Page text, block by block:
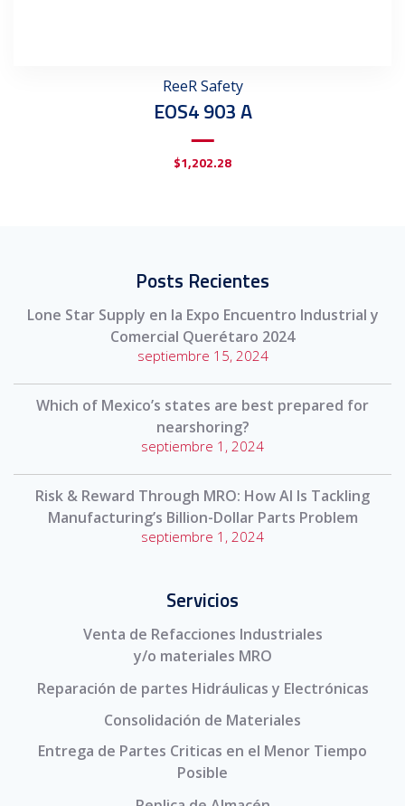
ReeR Safety
EOS4 903 A
$1,202.28
Posts Recientes
Lone Star Supply en la Expo Encuentro Industrial y
Comercial Querétaro 2024
septiembre 15, 2024
Which of Mexico’s states are best prepared for
nearshoring?
septiembre 1, 2024
Risk & Reward Through MRO: How AI Is Tackling
Manufacturing’s Billion-Dollar Parts Problem
septiembre 1, 2024
Servicios
Venta de Refacciones Industriales
y/o materiales MRO
Reparación de partes Hidráulicas y Electrónicas
Consolidación de Materiales
Entrega de Partes Criticas en el Menor Tiempo
Posible